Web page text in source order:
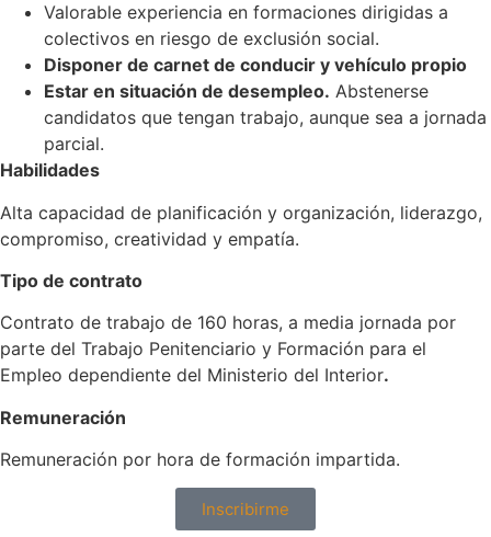
Valorable experiencia en formaciones dirigidas a
colectivos en riesgo de exclusión social.
Disponer de carnet de conducir y vehículo propio
Estar en situación de desempleo. Abstenerse
candidatos que tengan trabajo, aunque sea a jornada
parcial.
Habilidades
Alta capacidad de planificación y organización, liderazgo,
compromiso, creatividad y empatía.
Tipo de contrato
Contrato de trabajo de 160 horas, a media jornada por
parte del Trabajo Penitenciario y Formación para el
Empleo dependiente del Ministerio del Interior.
Remuneración
Remuneración por hora de formación impartida.
Inscribirme